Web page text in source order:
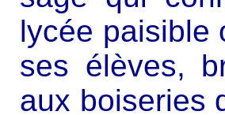
lycée paisible
ses élèves,
aux boiseries